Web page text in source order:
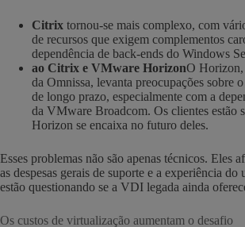
Citrix tornou-se mais complexo, com
de recursos que exigem complementos
dependência de back-ends do Windows
ao Citrix e VMware HorizonO Horizon,
da Omnissa, levanta preocupações sobre
de longo prazo, especialmente com a
da VMware Broadcom. Os clientes estão
Horizon se encaixa no futuro deles.
Esses problemas não são apenas técnicos. Eles
as despesas gerais de suporte e a experiência do
estão questionando se a VDI legada ainda
Os custos de virtualização aumentam o desafio